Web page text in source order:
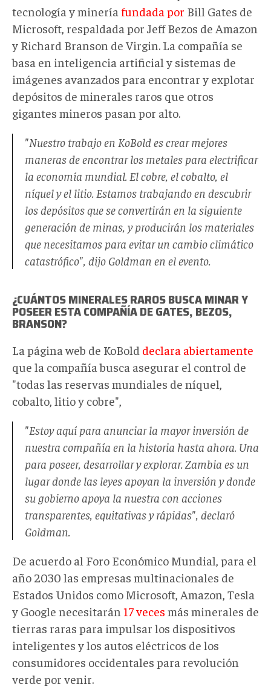
tecnología y minería fundada por Bill Gates de
Microsoft, respaldada por Jeff Bezos de Amazon
y Richard Branson de Virgin. La compañía se
basa en inteligencia artificial y sistemas de
imágenes avanzados para encontrar y explotar
depósitos de minerales raros que otros
gigantes mineros pasan por alto.
"Nuestro trabajo en KoBold es crear mejores
maneras de encontrar los metales para electrificar
la economía mundial. El cobre, el cobalto, el
níquel y el litio. Estamos trabajando en descubrir
los depósitos que se convertirán en la siguiente
generación de minas, y producirán los materiales
que necesitamos para evitar un cambio climático
catastrófico", dijo Goldman en el evento.
¿CUÁNTOS MINERALES RAROS BUSCA MINAR Y
POSEER ESTA COMPAÑÍA DE GATES, BEZOS,
BRANSON?
La página web de KoBold declara abiertamente
que la compañía busca asegurar el control de
"todas las reservas mundiales de níquel,
cobalto, litio y cobre",
"Estoy aquí para anunciar la mayor inversión de
nuestra compañía en la historia hasta ahora. Una
para poseer, desarrollar y explorar. Zambia es un
lugar donde las leyes apoyan la inversión y donde
su gobierno apoya la nuestra con acciones
transparentes, equitativas y rápidas", declaró
Goldman.
De acuerdo al Foro Económico Mundial, para el
año 2030 las empresas multinacionales de
Estados Unidos como Microsoft, Amazon, Tesla
y Google necesitarán 17 veces más minerales de
tierras raras para impulsar los dispositivos
inteligentes y los autos eléctricos de los
consumidores occidentales para revolución
verde por venir.